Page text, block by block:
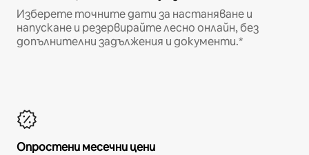
Изберете точните дати за настаняване и
напускане и резервирайте лесно онлайн, без
допълнителни задължения и документи.*
Опростени месечни цени